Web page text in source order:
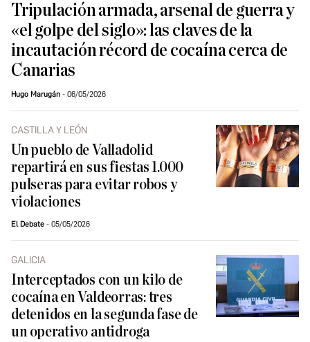
Tripulación armada, arsenal de guerra y
«el golpe del siglo»: las claves de la
incautación récord de cocaína cerca de
Canarias
Hugo Marugán 06/05/2026
CASTILLA Y LEÓN
Un pueblo de Valladolid
repartirá en sus fiestas 1.000
pulseras para evitar robos y
violaciones
El Debate 05/05/2026
GALICIA
Interceptados con un kilo de
cocaína en Valdeorras: tres
detenidos en la segunda fase de
un operativo antidroga